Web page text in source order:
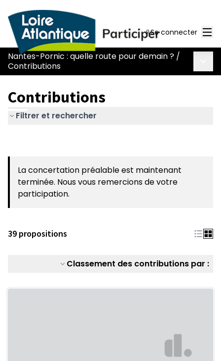
Se connecter
Nantes-Pornic : quelle route pour demain ? /
Contributions
Contributions
Filtrer et rechercher
La concertation préalable est maintenant
terminée. Nous vous remercions de votre
participation.
39 propositions
Classement des contributions par :